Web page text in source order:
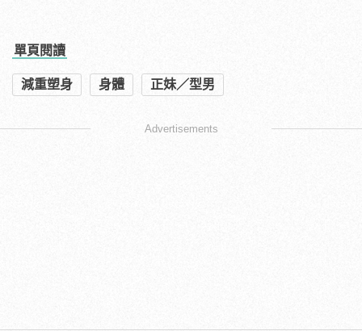
單頁閱讀
減重塑身 身體 正妹／型男
Advertisements